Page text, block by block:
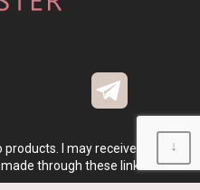
I may receive a small
through these links.
↓